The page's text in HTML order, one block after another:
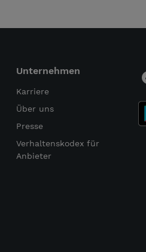
Unternehmen
Karriere
Über uns
Presse
Verhaltenskodex für
Anbieter